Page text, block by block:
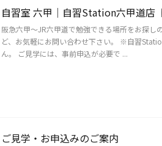
自習室 六甲｜自習Station六甲道店
阪急六甲～JR六甲道で勉強できる場所をお探し
ど、お気軽にお問い合わせ下さい。 ※自習
ん。 ご見学には、事前申込が必要で ...
ご見学・お申込みのご案内